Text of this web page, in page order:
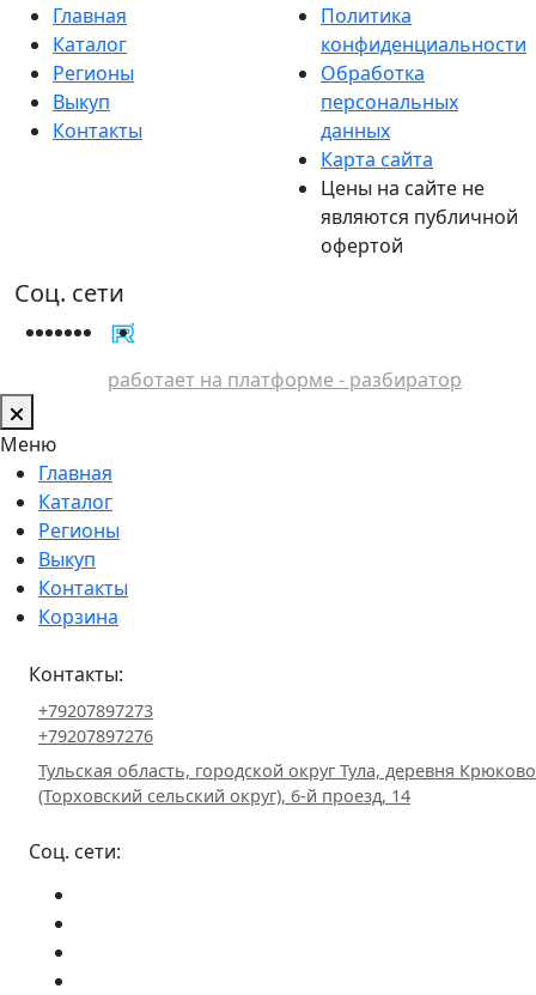
Главная
Каталог
Регионы
Выкуп
Контакты
Политика
конфиденциальности
Обработка
персональных
данных
Карта сайта
Цены на сайте не
являются публичной
офертой
Соц. сети
работает на платформе - разбиратор
Меню
Главная
Каталог
Регионы
Выкуп
Контакты
Корзина
Контакты:
+79207897273
+79207897276
Тульская область, городской округ Тула, деревня Крюково
(Торховский сельский округ), 6-й проезд, 14
Соц. сети: